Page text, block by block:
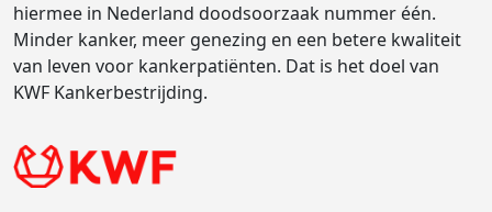
hiermee in Nederland doodsoorzaak nummer één.
Minder kanker, meer genezing en een betere kwaliteit
van leven voor kankerpatiënten. Dat is het doel van
KWF Kankerbestrijding.